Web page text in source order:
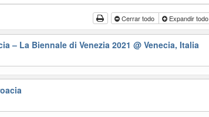
Cerrar todo Expandir todo
– La Biennale di Venezia 2021@ Venecia, Italia